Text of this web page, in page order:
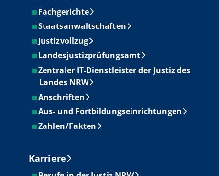
Fachgerichte
Staatsanwaltschaften
Justizvollzug
Landesjustizprüfungsamt
Zentraler IT-Dienstleister der Justiz des
Landes NRW
Anschriften
Aus- und Fortbildungseinrichtungen
Zahlen/Fakten
Karriere